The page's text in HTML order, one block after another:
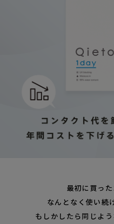
最初に買っ
なんとなく使い続
もしかしたら同じよ